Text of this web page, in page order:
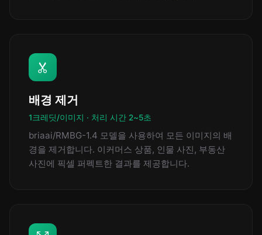
배경 제거
1크레딧/이미지 · 처리 시간 2~5초
briaai/RMBG-1.4 모델을 사용하여 모든 이미지의 배
경을 제거합니다. 이커머스 상품, 인물 사진, 부동산
사진에 픽셀 퍼펙트한 결과를 제공합니다.